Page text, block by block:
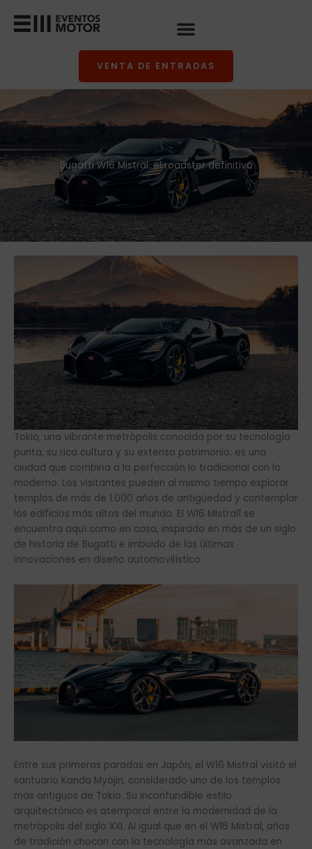
VENTA DE ENTRADAS
Bugatti W16 Mistral: el roadster definitivo
Tokio, una vibrante metrópolis conocida por su tecnología
punta, su rica cultura y su extenso patrimonio, es una
ciudad que combina a la perfección lo tradicional con lo
moderno. Los visitantes pueden al mismo tiempo explorar
templos de más de 1.000 años de antigüedad y contemplar
los edificios más altos del mundo. El W16 Mistral1 se
encuentra aquí como en casa, inspirado en más de un siglo
de historia de Bugatti e imbuido de las últimas
innovaciones en diseño automovilístico.
Entre sus primeras paradas en Japón, el W16 Mistral visitó el
santuario Kanda Myojin, considerado uno de los templos
más antiguos de Tokio. Su inconfundible estilo
arquitectónico es atemporal entre la modernidad de la
metrópolis del siglo XXI. Al igual que en el W16 Mistral, años
de tradición chocan con la tecnología más avanzada en